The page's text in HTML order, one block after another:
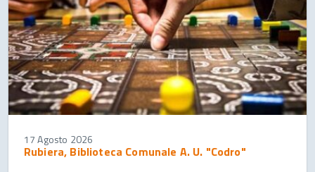
17 Agosto 2026
Rubiera, Biblioteca Comunale A. U. "Codro"